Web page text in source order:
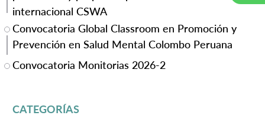
internacional CSWA
Convocatoria Global Classroom en Promoción y
Prevención en Salud Mental Colombo Peruana
Convocatoria Monitorias 2026-2
CATEGORÍAS